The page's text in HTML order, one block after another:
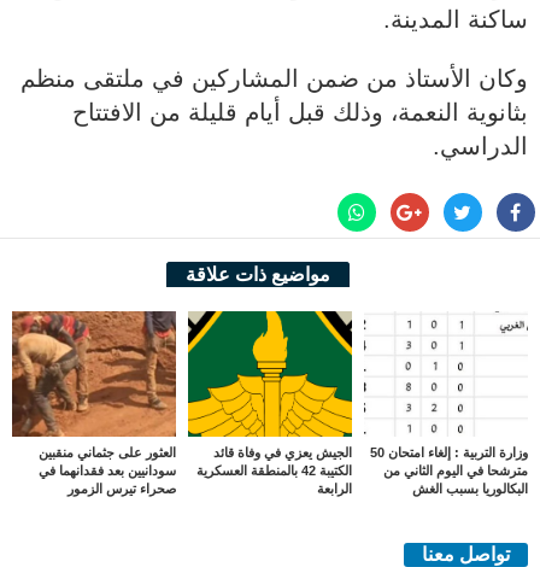
ساكنة المدينة.
وكان الأستاذ من ضمن المشاركين في ملتقى منظم
بثانوية النعمة، وذلك قبل أيام قليلة من الافتتاح
الدراسي.
مواضيع ذات علاقة
وزارة التربية : إلغاء امتحان 50
مترشحا في اليوم الثاني من
البكالوريا بسبب الغش
الجيش يعزي في وفاة قائد
الكتيبة 42 بالمنطقة العسكرية
الرابعة
العثور على جثماني منقبين
سودانيين بعد فقدانهما في
صحراء تيرس الزمور
تواصل معنا